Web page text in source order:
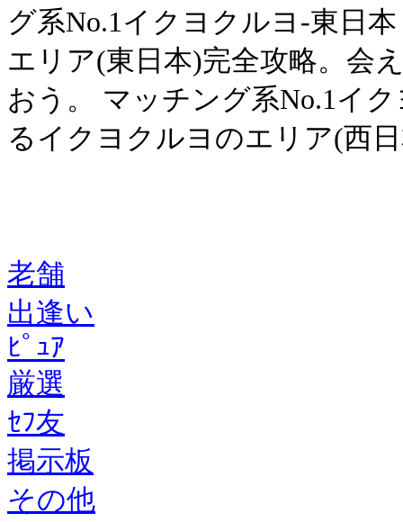
グ系No.1イクヨクルヨ-東日
エリア(東日本)完全攻略。会
おう。 マッチング系No.1イ
るイクヨクルヨのエリア(西
老舗
出逢い
ﾋﾟｭｱ
厳選
ｾﾌ友
掲示板
その他